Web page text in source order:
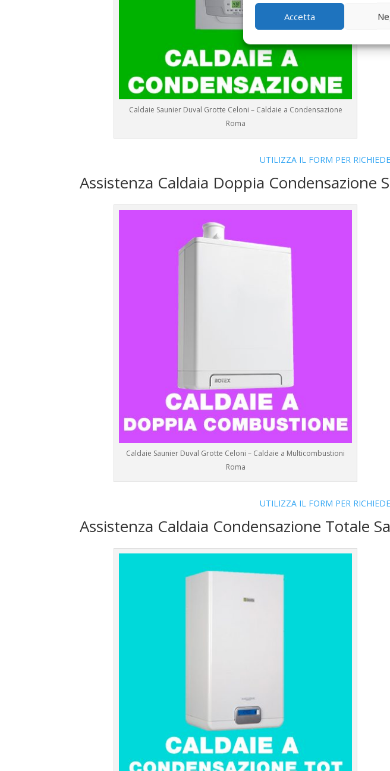
Accetta
Caldaie Saunier Duval Grotte Celoni – Caldaie a Condensazione
Roma
UTILIZZA IL FORM PER
Assistenza Caldaia Doppia Condensazione
Caldaie Saunier Duval Grotte Celoni – Caldaie a Multicombustioni
Roma
UTILIZZA IL FORM PER
Assistenza Caldaia Condensazione Totale